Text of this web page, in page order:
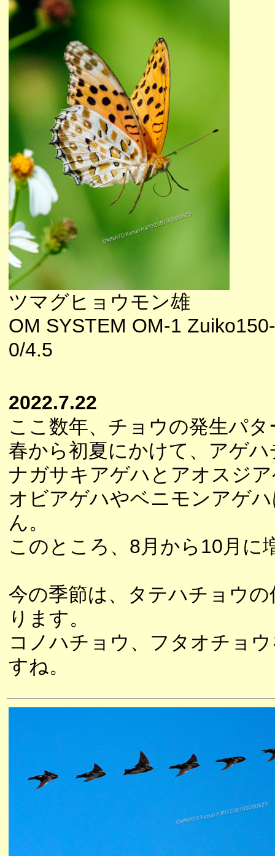
ツマグヒョウモン雄
OM SYSTEM OM-1
0/4.5
2022.7.22
ここ数年、チョウの発生パ
春から初夏にかけて、アゲ
ナガサキアゲハとアオスジ
オビアゲハやベニモンアゲ
ん。
このところ、8月から10月に
今の季節は、タテハチョウ
ります。
コノハチョウ、フタオチョ
すね。